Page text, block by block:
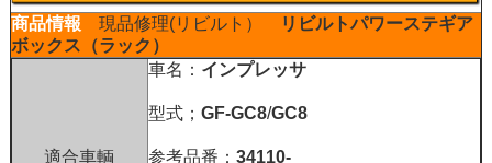
商品情報 現品修理(リビルト）
リビルトパワーステギア
ボックス（ラック）
適合車輌
車名： インプレッサ
型式； GF-GC8/GC8
参考品番： 34110-